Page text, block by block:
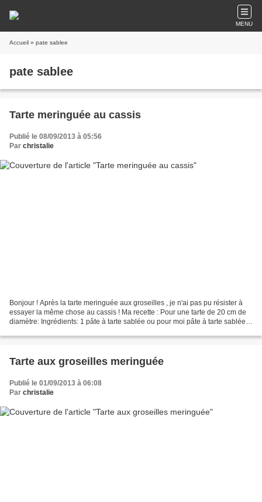
MENU
Accueil » pate sablee
pate sablee
Tarte meringuée au cassis
Publié le 08/09/2013 à 05:56
Par christalie
Bonjour ! Après la tarte meringuée aux groseilles , je n'ai pas pu résister à
essayer la même chose au cassis ! Ma recette : Pour une tarte de 20 cm de
diamètre: Ingrédients: 1 pâte à tarte sablée ou pour moi pâte à tarte sablée
Tarte aux groseilles meringuée
Publié le 01/09/2013 à 06:08
Par christalie